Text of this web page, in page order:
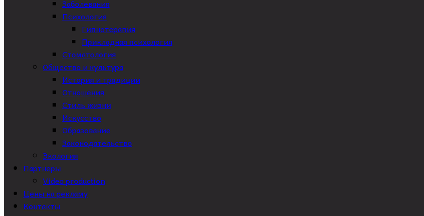
Заболевания
Психология
Гипнотерапия
Прикладная психология
Стоматология
Общество и культура
История и традиции
Отношения
Стиль жизни
Искусство
Образование
Законодательство
Экология
Партнеры
Video production
Цены на рекламу
Контакты